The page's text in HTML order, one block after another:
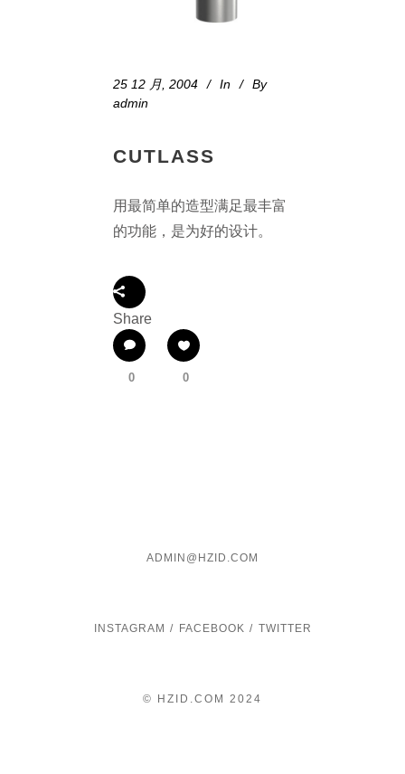
25 12 月, 2004 In
By
admin
CUTLASS
用最简单的造型满足最丰富
的功能，是为好的设计。
Share
0 0
ADMIN@HZID.COM
INSTAGRAM / FACEBOOK / TWITTER
© HZID.COM 2024